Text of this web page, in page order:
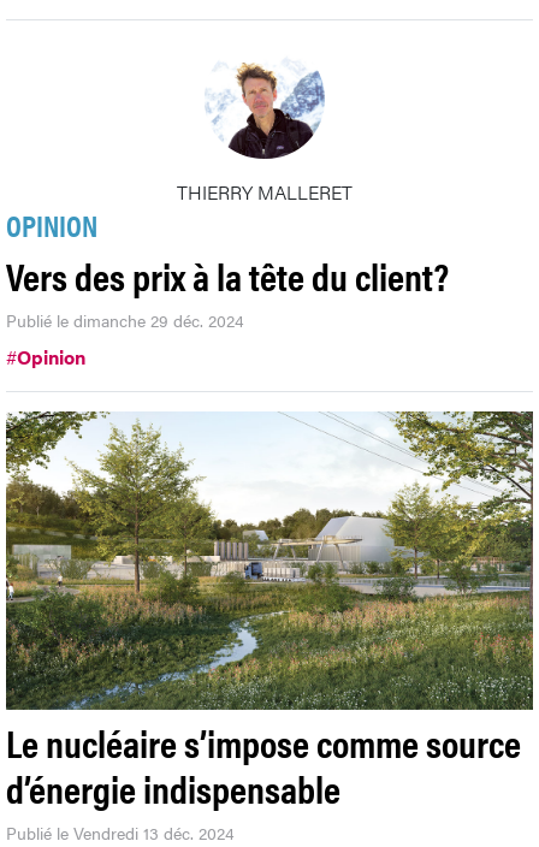
THIERRY MALLERET
OPINION
Vers des prix à la tête du client?
Publié le dimanche 29 déc. 2024
#Opinion
Le nucléaire s’impose comme source
d’énergie indispensable
Publié le Vendredi 13 déc. 2024